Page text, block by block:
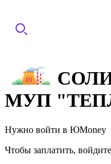
МУП
Нужно войти в ЮMoney
Чтобы заплатить,